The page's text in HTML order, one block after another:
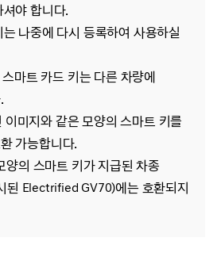
야 합니다.
나중에 다시 등록하여 사용하실
마트 카드 키는 다른 차량에
.
이미지와 같은 모양의 스마트 키를
가능합니다.
양의 스마트 키가 지급된 차종
된 Electrified GV70)에는 호환되지